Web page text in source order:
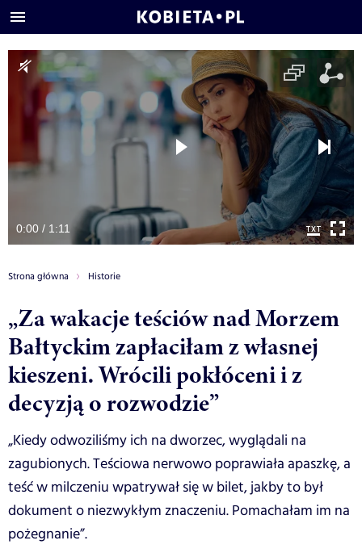
0:00 / 1:11
Strona główna Historie
„Za wakacje teściów nad Morzem
Bałtyckim zapłaciłam z własnej
kieszeni. Wrócili pokłóceni i z
decyzją o rozwodzie”
„Kiedy odwoziliśmy ich na dworzec, wyglądali na
zagubionych. Teściowa nerwowo poprawiała apaszkę, a
teść w milczeniu wpatrywał się w bilet, jakby to był
dokument o niezwykłym znaczeniu. Pomachałam im na
pożegnanie”.